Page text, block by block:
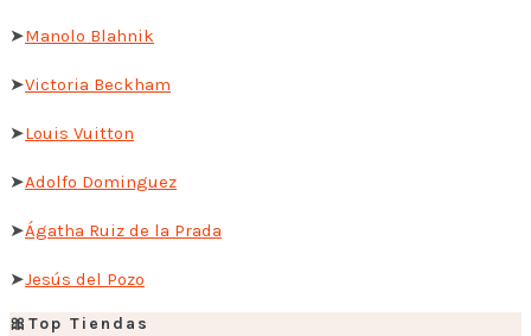
➤Manolo Blahnik
➤Victoria Beckham
➤Louis Vuitton
➤Adolfo Dominguez
➤Ágatha Ruiz de la Prada
➤Jesús del Pozo
🎀Top Tiendas